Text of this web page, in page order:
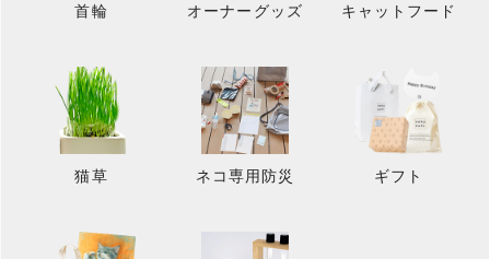
首輪 オーナーグッズ キャットフード
猫草 ネコ専用防災 ギフト